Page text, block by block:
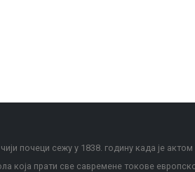
почеци сежу у 1838. годину када је
која прати све савремене токове